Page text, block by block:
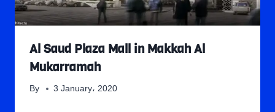
Al Saud Plaza Mall in Makkah Al
Mukarramah
By 3 January، 2020